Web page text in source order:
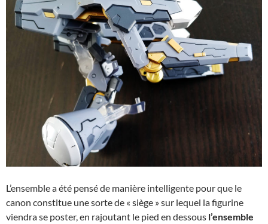
L’ensemble a été pensé de manière intelligente pour que le
canon constitue une sorte de « siège » sur lequel la figurine
viendra se poster, en rajoutant le pied en dessous l’ensemble